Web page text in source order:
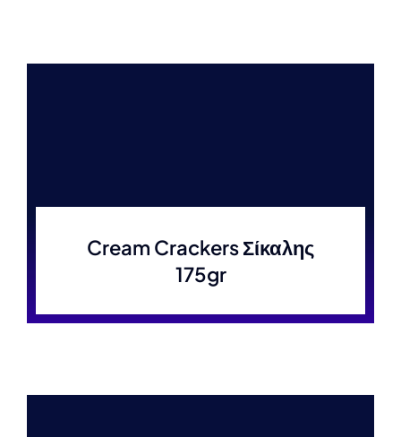
Cream Crackers Σίκαλης
175gr